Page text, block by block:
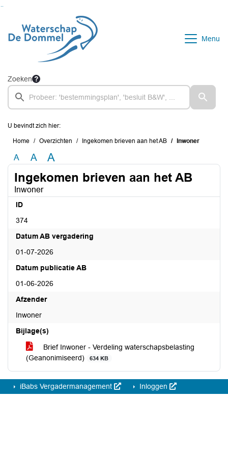
Menu
Zoeken
U bevindt zich hier:
Home Overzichten Ingekomen brieven aan het AB Inwoner
A A A
Ingekomen brieven aan het AB
Inwoner
ID
374
Datum AB vergadering
01-07-2026
Datum publicatie AB
01-06-2026
Afzender
Inwoner
Bijlage(s)
Brief Inwoner - Verdeling waterschapsbelasting
(Geanonimiseerd)
634 KB
iBabs Vergadermanagement Inloggen